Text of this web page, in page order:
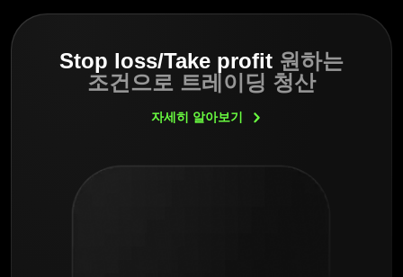
Stop loss/Take profit 원하는
조건으로 트레이딩 청산
자세히 알아보기